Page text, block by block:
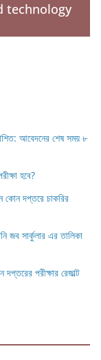
technology
আবেদনের শেষ সময় ৮
হবে?
কোন দপ্তরে চাকরির
জব সার্কুলার এর তালিকা
পরীক্ষার রেজাল্ট